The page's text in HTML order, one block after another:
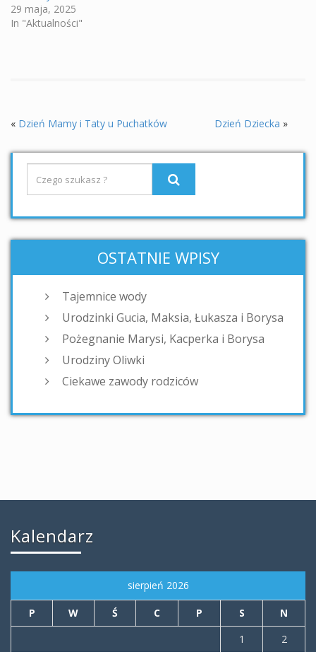
29 maja, 2025
In "Aktualności"
« Dzień Mamy i Taty u Puchatków Dzień Dziecka »
OSTATNIE WPISY
Tajemnice wody
Urodzinki Gucia, Maksia, Łukasza i Borysa
Pożegnanie Marysi, Kacperka i Borysa
Urodziny Oliwki
Ciekawe zawody rodziców
Kalendarz
sierpień 2026
P W Ś C P S
N
1
2